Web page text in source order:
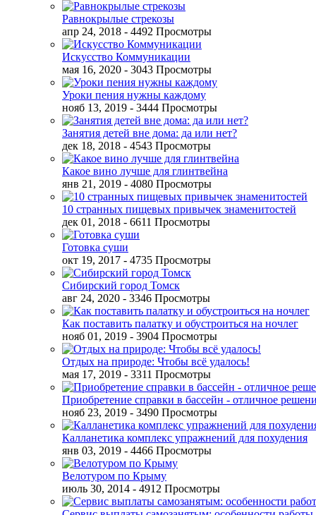
Равнокрылые стрекозы
апр 24, 2018 - 4492 Просмотры
Искусство Коммуникации
мая 16, 2020 - 3043 Просмотры
Уроки пения нужны каждому
нояб 13, 2019 - 3444 Просмотры
Занятия детей вне дома: да или нет?
дек 18, 2018 - 4543 Просмотры
Какое вино лучше для глинтвейна
янв 21, 2019 - 4080 Просмотры
10 странных пищевых привычек знаменитостей
дек 01, 2018 - 6611 Просмотры
Готовка суши
окт 19, 2017 - 4735 Просмотры
Сибирский город Томск
авг 24, 2020 - 3346 Просмотры
Как поставить палатку и обустроиться на ночлег
нояб 01, 2019 - 3904 Просмотры
Отдых на природе: Чтобы всё удалось!
мая 17, 2019 - 3311 Просмотры
Приобретение справки в бассейн - отличное
нояб 23, 2019 - 3490 Просмотры
Калланетика комплекс упражнений для похудения
янв 03, 2019 - 4466 Просмотры
Велотуром по Крыму
июль 30, 2014 - 4912 Просмотры